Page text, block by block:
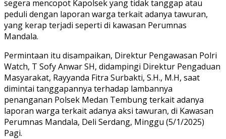
segera mencopot Kapolsek yang tidak tanggap atau
peduli dengan laporan warga terkait adanya tawuran,
yang kerap terjadi seperti di kawasan Perumnas
Mandala.
Permintaan itu disampaikan, Direktur Pengawasan Polri
Watch, T Sofy Anwar SH, didampingi Direktur Pengaduan
Masyarakat, Rayyanda Fitra Surbakti, S.H., M.H, saat
dimintai tanggapannya terhadap lambannya
penanganan Polsek Medan Tembung terkait adanya
laporan warga terkait adanya aksi tawuran, di Kawasan
Perumnas Mandala, Deli Serdang, Minggu (5/1/2025)
Pagi.